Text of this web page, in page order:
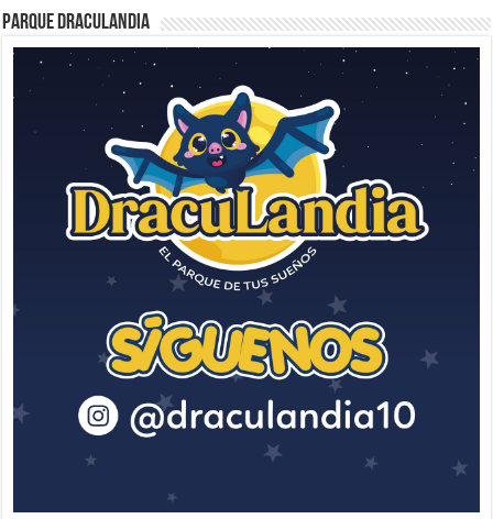
Parque Draculandia